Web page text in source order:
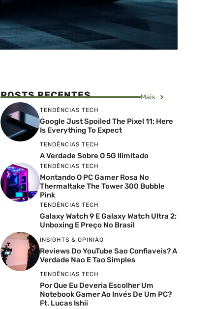
POSTS RECENTES Mais
TENDÊNCIAS TECH
Google Just Spoiled The Pixel 11: Here
Is Everything To Expect
TENDÊNCIAS TECH
A Verdade Sobre O 5G Ilimitado
TENDÊNCIAS TECH
Montando O PC Gamer Rosa No
Thermaltake The Tower 300 Bubble
Pink
TENDÊNCIAS TECH
Galaxy Watch 9 E Galaxy Watch Ultra 2:
Unboxing E Preço No Brasil
INSIGHTS & OPINIÃO
Reviews Do YouTube Sao Confiaveis? A
Verdade Nao E Tao Simples
TENDÊNCIAS TECH
Por Que Eu Deveria Escolher Um
Notebook Gamer Ao Invés De Um PC?
Ft. Lucas Ishii